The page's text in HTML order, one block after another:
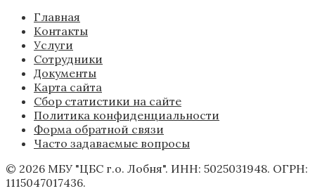
Главная
Контакты
Услуги
Сотрудники
Документы
Карта сайта
Сбор статистики на сайте
Политика конфиденциальности
Форма обратной связи
Часто задаваемые вопросы
© 2026 МБУ "ЦБС г.о. Лобня". ИНН: 5025031948. ОГРН:
1115047017436.